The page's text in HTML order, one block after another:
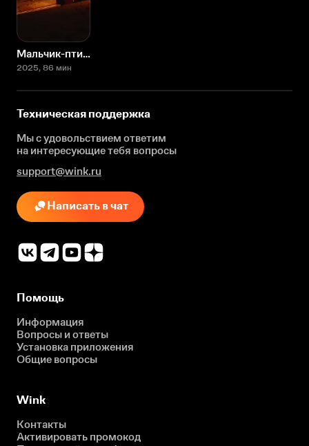
Мальчик-птица
2025, 86 мин
Техническая поддержка
Мы с удовольствием ответим
на интересующиетебя вопросы
support@wink.ru
Написать в чат
Помощь
Информация
Вопросы и ответы
Установка приложения
Общие вопросы
Wink
Контакты
Активировать промокод